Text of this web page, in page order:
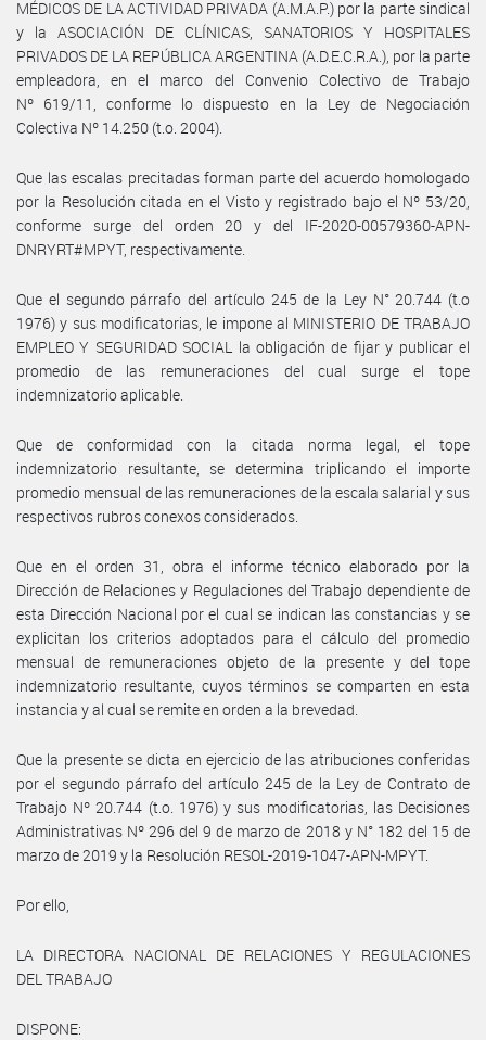
MÉDICOS DE LA ACTIVIDAD PRIVADA (A.M.A.P.) por la parte sindical
y la ASOCIACIÓN DE CLÍNICAS, SANATORIOS Y HOSPITALES
PRIVADOS DE LA REPÚBLICA ARGENTINA (A.D.E.C.R.A.), por la parte
empleadora, en el marco del Convenio Colectivo de Trabajo
Nº 619/11, conforme lo dispuesto en la Ley de Negociación
Colectiva Nº 14.250 (t.o. 2004).
Que las escalas precitadas forman parte del acuerdo homologado
por la Resolución citada en el Visto y registrado bajo el Nº 53/20,
conforme surge del orden 20 y del IF-2020-00579360-APN-
DNRYRT#MPYT, respectivamente.
Que el segundo párrafo del artículo 245 de la Ley N° 20.744 (t.o
1976) y sus modificatorias, le impone al MINISTERIO DE TRABAJO
EMPLEO Y SEGURIDAD SOCIAL la obligación de fijar y publicar el
promedio de las remuneraciones del cual surge el tope
indemnizatorio aplicable.
Que de conformidad con la citada norma legal, el tope
indemnizatorio resultante, se determina triplicando el importe
promedio mensual de las remuneraciones de la escala salarial y sus
respectivos rubros conexos considerados.
Que en el orden 31, obra el informe técnico elaborado por la
Dirección de Relaciones y Regulaciones del Trabajo dependiente de
esta Dirección Nacional por el cual se indican las constancias y se
explicitan los criterios adoptados para el cálculo del promedio
mensual de remuneraciones objeto de la presente y del tope
indemnizatorio resultante, cuyos términos se comparten en esta
instancia y al cual se remite en orden a la brevedad.
Que la presente se dicta en ejercicio de las atribuciones conferidas
por el segundo párrafo del artículo 245 de la Ley de Contrato de
Trabajo Nº 20.744 (t.o. 1976) y sus modificatorias, las Decisiones
Administrativas Nº 296 del 9 de marzo de 2018 y N° 182 del 15 de
marzo de 2019 y la Resolución RESOL-2019-1047-APN-MPYT.
Por ello,
LA DIRECTORA NACIONAL DE RELACIONES Y REGULACIONES
DEL TRABAJO
DISPONE: